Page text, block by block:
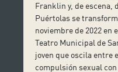
Franklin y, de escena,
Puértolas se
noviembre de 2022 en
Teatro Municipal de
joven que oscila entre
compulsión sexual